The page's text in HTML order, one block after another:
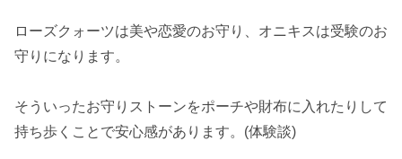
ローズクォーツは美や恋愛のお守り、オニキスは受験のお
守りになります。
そういったお守りストーンをポーチや財布に入れたりして
持ち歩くことで安心感があります。(体験談)